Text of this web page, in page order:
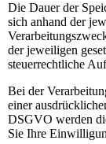
Die Dauer der
sich anhand der
der jeweiligen
steuerrechtliche
Bei der
einer
DSGVO werden
Sie Ihre